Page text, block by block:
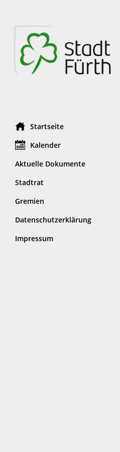
Startseite
Kalender
Aktuelle Dokumente
Stadtrat
Gremien
Datenschutzerklärung
Impressum